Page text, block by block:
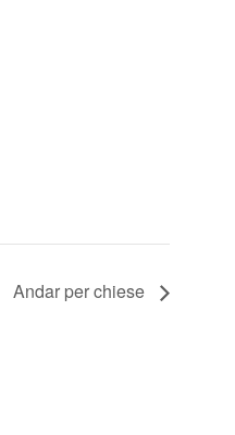
Andar per chiese